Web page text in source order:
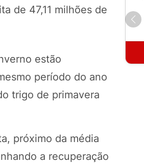
de 47,11 milhões de
estão
período do ano
trigo de primavera
próximo da média
a recuperação
Orgânico 1 LT
COMPRAR